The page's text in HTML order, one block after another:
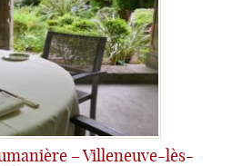
– Villeneuve-lès-